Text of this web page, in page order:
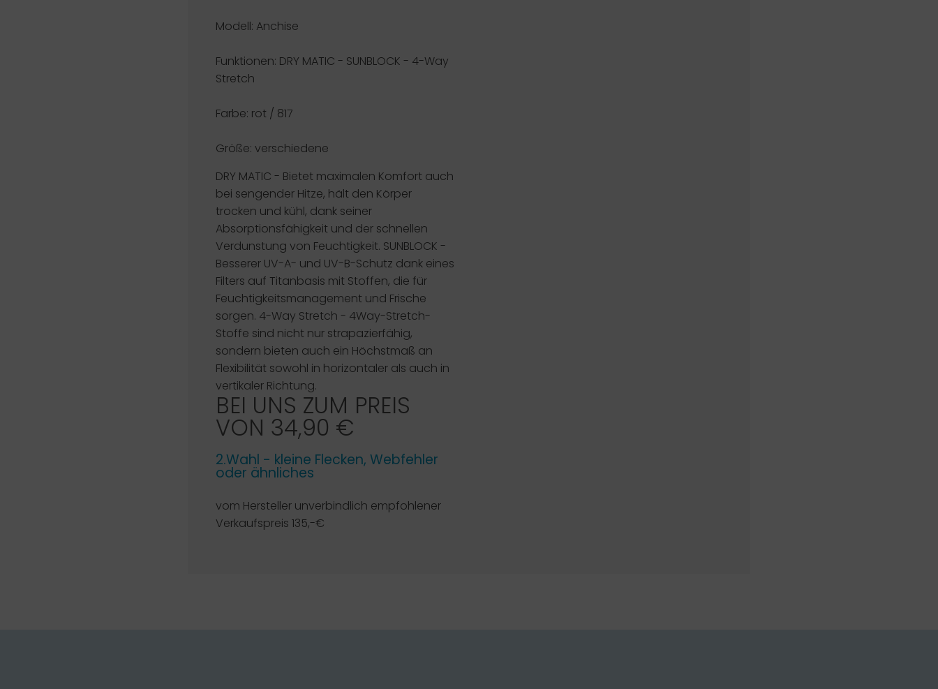
Modell: Anchise
Funktionen: DRY MATIC - SUNBLOCK - 4-Way
Stretch
Farbe: rot / 817
Größe: verschiedene
DRY MATIC - Bietet maximalen Komfort auch
bei sengender Hitze, hält den Körper
trocken und kühl, dank seiner
Absorptionsfähigkeit und der schnellen
Verdunstung von Feuchtigkeit. SUNBLOCK -
Besserer UV-A- und UV-B-Schutz dank eines
Filters auf Titanbasis mit Stoffen, die für
Feuchtigkeitsmanagement und Frische
sorgen. 4-Way Stretch - 4Way-Stretch-
Stoffe sind nicht nur strapazierfähig,
sondern bieten auch ein Höchstmaß an
Flexibilität sowohl in horizontaler als auch in
vertikaler Richtung.
BEI UNS ZUM PREIS
VON 34,90 €
2.Wahl - kleine Flecken, Webfehler
oder ähnliches
vom Hersteller unverbindlich empfohlener
Verkaufspreis 135,-€